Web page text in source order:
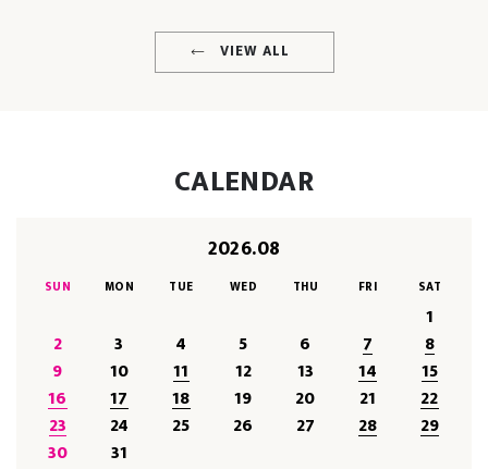
VIEW ALL
CALENDAR
2026.08
SUN MON TUE WED THU FRI SAT
1
2
3 4 5 6 7
8
9
10 11 12 13 14
15
16
17 18 19 20 21
22
23
24 25 26 27 28
29
30
31